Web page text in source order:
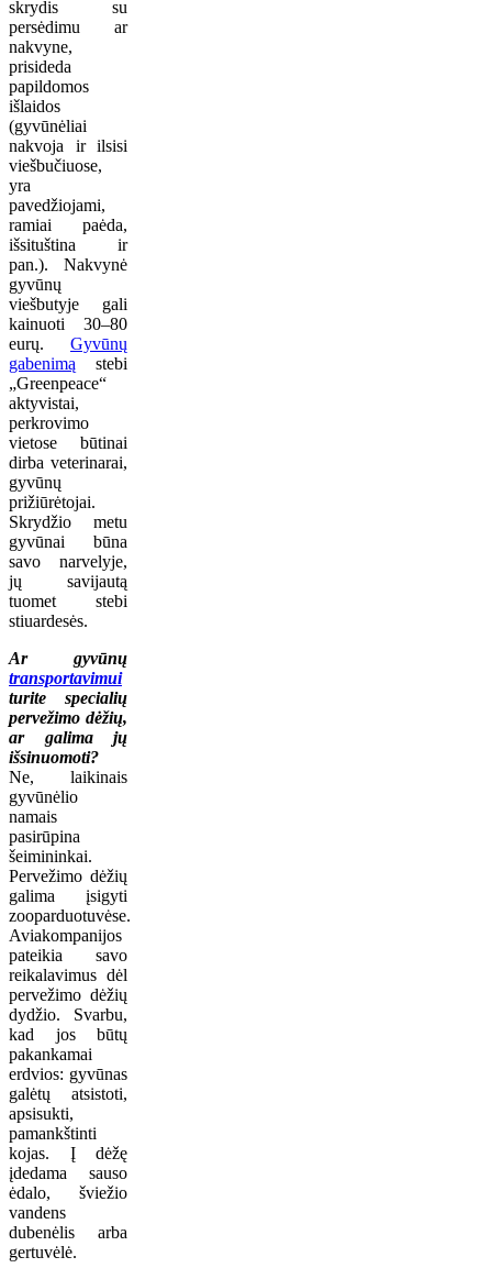
skrydis su
persėdimu ar
nakvyne,
prisideda
papildomos
išlaidos
(gyvūnėliai
nakvoja ir ilsisi
viešbučiuose,
yra
pavedžiojami,
ramiai paėda,
išsituština ir
pan.). Nakvynė
gyvūnų
viešbutyje gali
kainuoti 30–80
eurų. Gyvūnų
gabenimą stebi
„Greenpeace“
aktyvistai,
perkrovimo
vietose būtinai
dirba veterinarai,
gyvūnų
prižiūrėtojai.
Skrydžio metu
gyvūnai būna
savo narvelyje,
jų savijautą
tuomet stebi
stiuardesės.
Ar gyvūnų
transportavimui
turite specialių
pervežimo dėžių,
ar galima jų
išsinuomoti?
Ne, laikinais
gyvūnėlio
namais
pasirūpina
šeimininkai.
Pervežimo dėžių
galima įsigyti
zooparduotuvėse.
Aviakompanijos
pateikia savo
reikalavimus dėl
pervežimo dėžių
dydžio. Svarbu,
kad jos būtų
pakankamai
erdvios: gyvūnas
galėtų atsistoti,
apsisukti,
pamankštinti
kojas. Į dėžę
įdedama sauso
ėdalo, šviežio
vandens
dubenėlis arba
gertuvėlė.